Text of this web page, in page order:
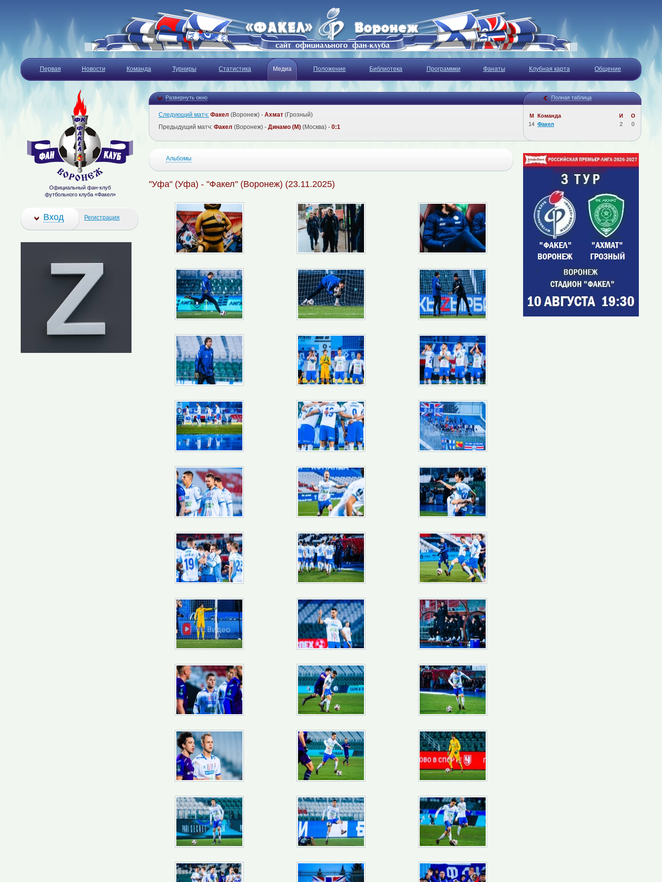
Первая Новости Команда Турниры Статистика Медиа Положение Библиотека Программки Фанаты Клубная карта Общение
Развернуть окно Полная таблица
М Команда И
О
14 Факел 2 0
Следующий матч: Факел (Воронеж) - Ахмат (Грозный)
Предыдущий матч: Факел (Воронеж) - Динамо (М) (Москва) - 0:1
Альбомы
"Уфа" (Уфа) - "Факел" (Воронеж) (23.11.2025)
Официальный фан-клуб
футбольного клуба «Факел»
Вход Регистрация